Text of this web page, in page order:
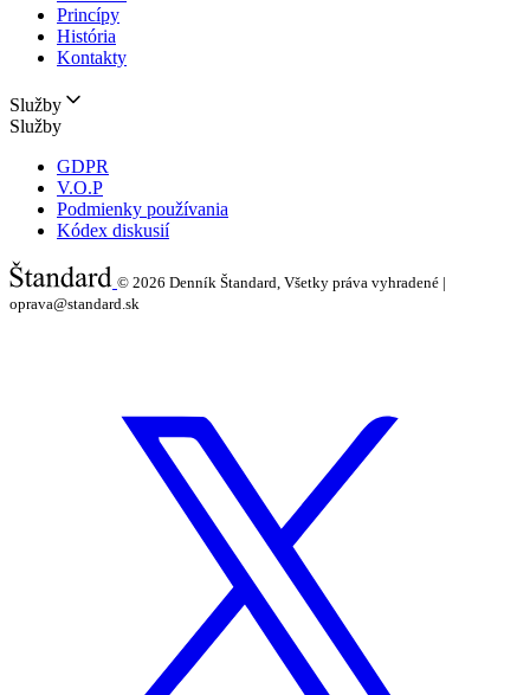
Princípy
História
Kontakty
Služby
Služby
GDPR
V.O.P
Podmienky používania
Kódex diskusií
© 2026 Denník Štandard, Všetky práva vyhradené |
oprava@standard.sk